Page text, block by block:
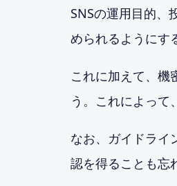
SNSの運用目的、
められるようにす
これに加えて、機
う。これによって
なお、ガイドライ
認を得ることも忘